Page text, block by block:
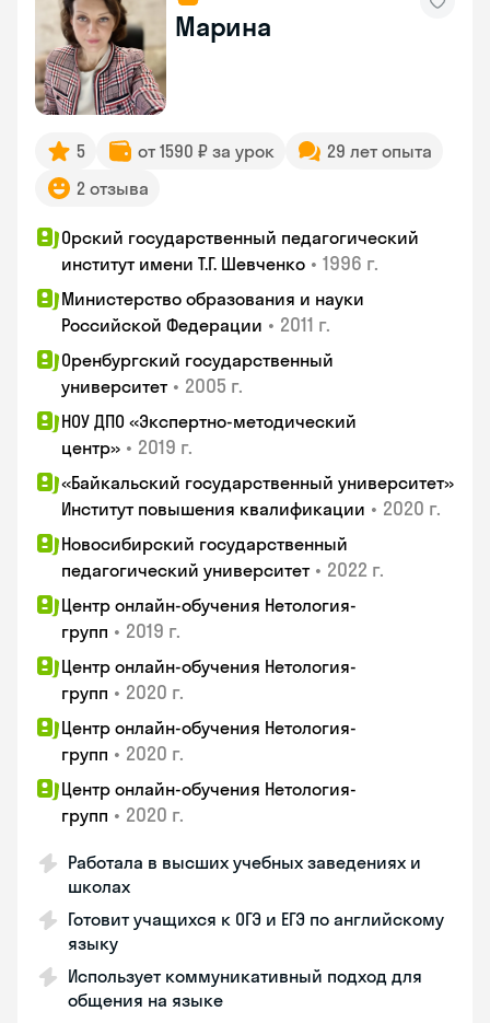
Марина
5 от 1590 ₽ за урок
29 лет опыта
2 отзыва
Орский государственный педагогический
институт имени Т.Г. Шевченко • 1996 г.
Министерство образования и науки
Российской Федерации • 2011 г.
Оренбургский государственный
университет • 2005 г.
НОУ ДПО «Экспертно-методический
центр» • 2019 г.
«Байкальский государственный университет»
Институт повышения квалификации • 2020 г.
Новосибирский государственный
педагогический университет • 2022 г.
Центр онлайн-обучения Нетология-
групп • 2019 г.
Центр онлайн-обучения Нетология-
групп • 2020 г.
Центр онлайн-обучения Нетология-
групп • 2020 г.
Центр онлайн-обучения Нетология-
групп • 2020 г.
Работала в высших учебных заведениях и
школах
Готовит учащихся к ОГЭ и ЕГЭ по английскому
языку
Использует коммуникативный подход для
общения на языке